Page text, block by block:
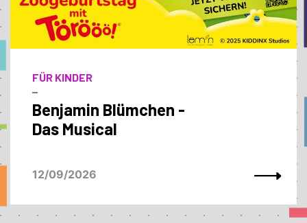
FÜR KINDER
–
Benjamin Blümchen -
Das Musical
12/09/2026